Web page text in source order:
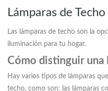
Lámparas de Techo
Las lámparas de techo son la
iluminación para tu hogar.
Cómo distinguir una
Hay varios tipos de lámparas
techo, como son: las lámparas